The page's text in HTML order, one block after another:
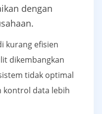
dengan
kurang efisien
dikembangkan
tidak optimal
kontrol data lebih